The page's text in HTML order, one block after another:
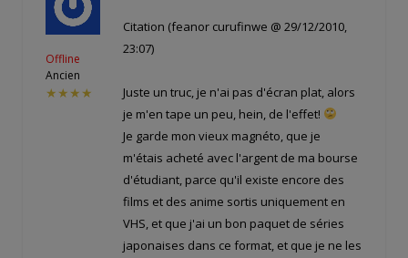
Offline
Ancien
★★★★
Citation (feanor curufinwe @ 29/12/2010,
23:07)
Juste un truc, je n'ai pas d'écran plat, alors
je m'en tape un peu, hein, de l'effet!
Je garde mon vieux magnéto, que je
m'étais acheté avec l'argent de ma bourse
d'étudiant, parce qu'il existe encore des
films et des anime sortis uniquement en
VHS, et que j'ai un bon paquet de séries
japonaises dans ce format, et que je ne les